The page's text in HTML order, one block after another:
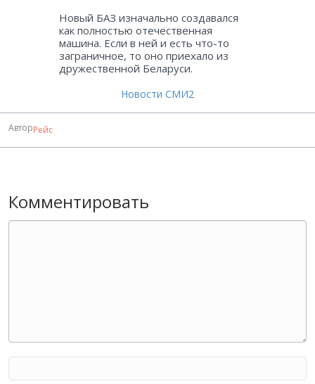
Новый БАЗ изначально создавался
как полностью отечественная
машина. Если в ней и есть что-то
заграничное, то оно приехало из
дружественной Беларуси.
Новости СМИ2
АвторРейс
Комментировать